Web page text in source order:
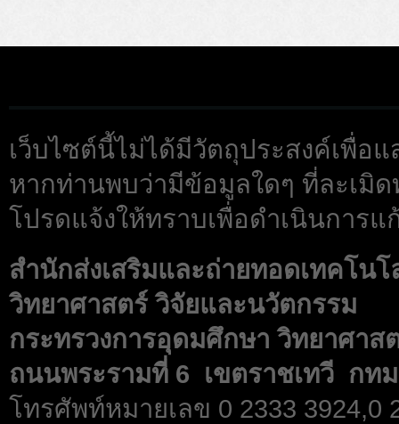
เว็บไซต์นี้ไม่ได้มีวัตถุประสงค์เพื่อแ
หากท่านพบว่ามีข้อมูลใดๆ ที่ละเมิ
โปรดแจ้งให้ทราบเพื่อดำเนินการ
สำนักส่งเสริมและถ่ายทอดเทคโน
วิทยาศาสตร์ วิจัยและนวัตกรรม
กระทรวงการอุดมศึกษา วิทยาศาส
ถนนพระรามที่ 6 เขตราชเทวี กทม
โทรศัพท์หมายเลข 0 2333 3924,0